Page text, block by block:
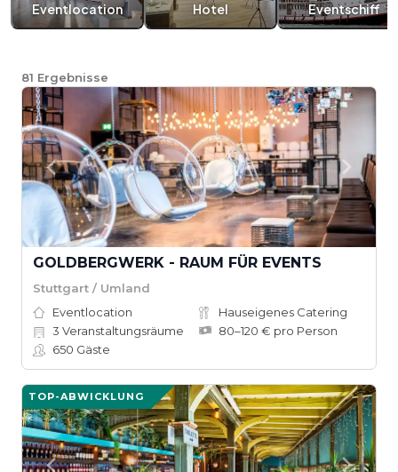
Eventlocation Hotel Eventschiff
81 Ergebnisse
GOLDBERGWERK - RAUM FÜR EVENTS
Stuttgart / Umland
Eventlocation
Hauseigenes Catering
3 Veranstaltungsräume
80–120 € pro Person
650 Gäste
TOP-ABWICKLUNG